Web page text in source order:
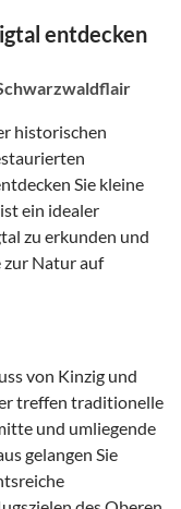
entdecken
historischen
Sie kleine
ein idealer
zu erkunden und
zur Natur auf
von Kinzig und
treffen traditionelle
und umliegende
gelangen Sie